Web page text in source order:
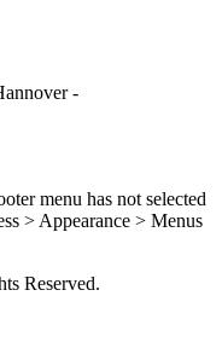
-
menu has not selected
> Appearance > Menus
Reserved.